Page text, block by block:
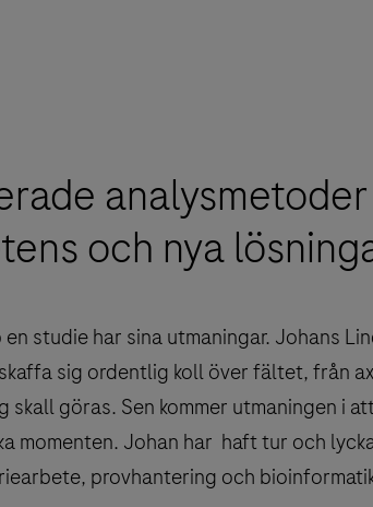
och nya
studie har sina utmaningar. Johans
sig ordentlig koll över fältet, från
skall göras. Sen kommer utmaningen i
momenten. Johan har haft tur och
provhantering och